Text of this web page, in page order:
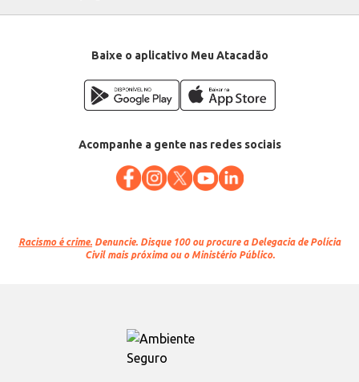
Baixe o aplicativo Meu Atacadão
Acompanhe a gente nas redes sociais
Racismo é crime. Denuncie. Disque 100 ou procure a Delegacia de Polícia
Civil mais próxima ou o Ministério Público.